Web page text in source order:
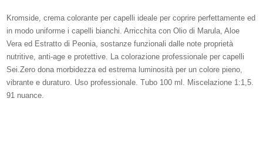
Kromside, crema colorante per capelli ideale per coprire perfettamente ed
in modo uniforme i capelli bianchi. Arricchita con Olio di Marula, Aloe
Vera ed Estratto di Peonia, sostanze funzionali dalle note proprietà
nutritive, anti-age e protettive. La colorazione professionale per capelli
Sei.Zero dona morbidezza ed estrema luminosità per un colore pieno,
vibrante e duraturo. Uso professionale. Tubo 100 ml. Miscelazione 1:1,5.
91 nuance.